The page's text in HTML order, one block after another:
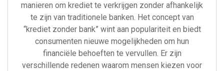
manieren om krediet te verkrijgen zonder afhankelijk
te zijn van traditionele banken. Het concept van
“krediet zonder bank” wint aan populariteit en biedt
consumenten nieuwe mogelijkheden om hun
financiële behoeften te vervullen. Er zijn
verschillende redenen waarom mensen kiezen voor